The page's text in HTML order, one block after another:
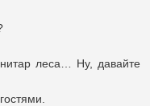
леса… Ну, давайте